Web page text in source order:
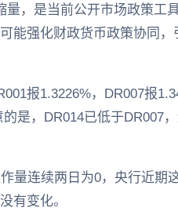
，是当前公开市场政策工
能强化财政货币政策协同
报1.3226%，DR007报
是，DR014已低于DR007
量连续两日为0，央行近期
有变化。